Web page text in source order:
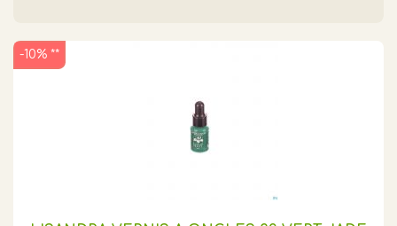
-10% **